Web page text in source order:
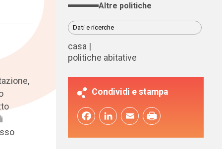
Altre politiche
Dati e ricerche
casa
politiche abitative
Condividi e stampa
FacebookLinkedInEmail